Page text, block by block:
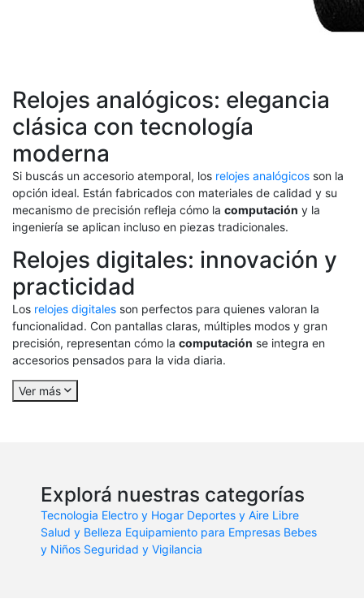
Relojes analógicos: elegancia
clásica con tecnología
moderna
Si buscás un accesorio atemporal, los relojes analógicos son la
opción ideal. Están fabricados con materiales de calidad y su
mecanismo de precisión refleja cómo la computación y la
ingeniería se aplican incluso en piezas tradicionales.
Relojes digitales: innovación y
practicidad
Los relojes digitales son perfectos para quienes valoran la
funcionalidad. Con pantallas claras, múltiples modos y gran
precisión, representan cómo la computación se integra en
accesorios pensados para la vida diaria.
Ver más
Explorá nuestras categorías
Tecnologia Electro y Hogar Deportes y Aire Libre
Salud y Belleza Equipamiento para Empresas Bebes
y Niños Seguridad y Vigilancia